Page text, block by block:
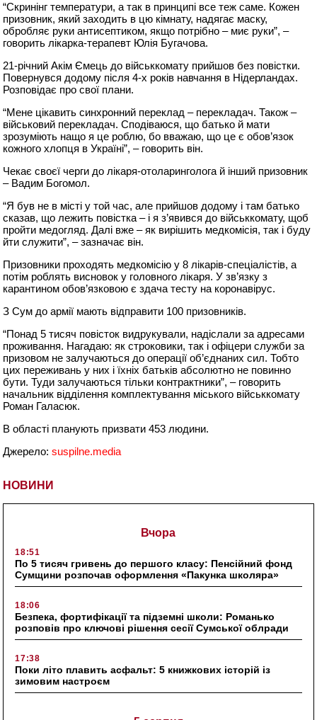
НОВИНИ
Вчора
18:51
По 5 тисяч гривень до першого класу: Пенсійний фонд
Сумщини розпочав оформлення «Пакунка школяра»
18:06
Безпека, фортифікації та підземні школи: Романько
розповів про ключові рішення сесії Сумської облради
17:38
Поки літо плавить асфальт: 5 книжкових історій із
зимовим настроєм
“Скринінг температури, а так в принципі все теж саме. Кожен
призовник, який заходить в цю кімнату, надягає маску,
обробляє руки антисептиком, якщо потрібно – миє руки”, –
говорить лікарка-терапевт Юлія Бугачова.
21-річний Акім Ємець до військкомату прийшов без повістки.
Повернувся додому після 4-х років навчання в Нідерландах.
Розповідає про свої плани.
“Мене цікавить синхронний переклад – перекладач. Також –
військовий перекладач. Сподіваюся, що батько й мати
зрозуміють нащо я це роблю, бо вважаю, що це є обов’язок
кожного хлопця в Україні”, – говорить він.
Чекає своєї черги до лікаря-отоларинголога й інший призовник
– Вадим Богомол.
“Я був не в місті у той час, але прийшов додому і там батько
сказав, що лежить повістка – і я з’явився до військкомату, щоб
пройти медогляд. Далі вже – як вирішить медкомісія, так і буду
йти служити”, – зазначає він.
Призовники проходять медкомісію у 8 лікарів-спеціалістів, а
потім роблять висновок у головного лікаря. У зв’язку з
карантином обов’язковою є здача тесту на коронавірус.
З Сум до армії мають відправити 100 призовників.
“Понад 5 тисяч повісток видрукували, надіслали за адресами
проживання. Нагадаю: як строковики, так і офіцери служби за
призовом не залучаються до операції об’єднаних сил. Тобто
цих переживань у них і їхніх батьків абсолютно не повинно
бути. Туди залучаються тільки контрактники”, – говорить
начальник відділення комплектування міського військкомату
Роман Галасюк.
В області планують призвати 453 людини.
Джерело:suspilne.media